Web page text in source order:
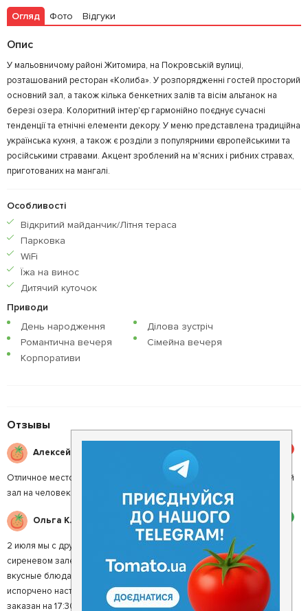
Огляд Фото Відгуки
Опис
У мальовничому районі Житомира, на Покровській вулиці,
розташований ресторан «Колиба». У розпорядженні гостей просторий
основний зал, а також кілька бенкетних залів та вісім альтанок на
березі озера. Колоритний інтер'єр гармонійно поєднує сучасні
тенденції та етнічні елементи декору. У меню представлена традиційна
українська кухня, а також є розділи з популярними європейськими та
російськими стравами. Акцент зроблений на м'ясних і рибних стравах,
приготованих на мангалі.
Особливості
Відкритий майданчик/Літня тераса
Парковка
WiFi
Їжа на винос
Дитячий куточок
Приводи
День народження
Ділова зустріч
Романтична вечеря
Сімейна вечеря
Корпоративи
Отзывы
Алексей М.
Отличное место, еда, живая музыка. Только очень шумно. Огромный
зал на человек 200.
Ольга К.
2 июля мы с друзьями отмечали мой день рождения в Колыбе в
сиреневом зале. Впечатления двойственны!!! с одной стороны:
вкусные блюда и красивая территория, но все сошло на нет и было
испорчено настроение из-за УЖАСНОГО СЕРВИСА!!! стол был
заказан на 17:30 час, но не смотря на мои многократные просьбы